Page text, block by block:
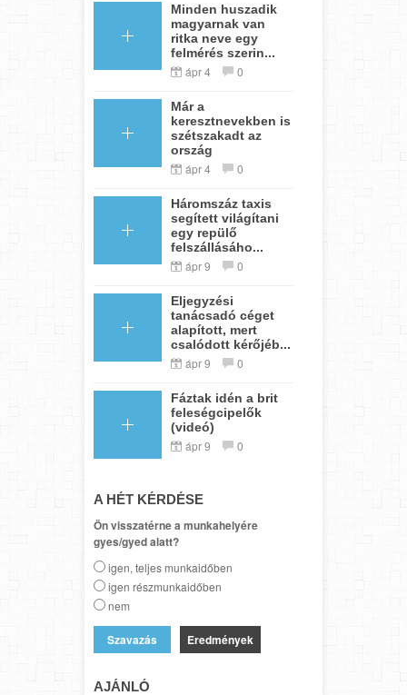
Minden huszadik
magyarnak van
ritka neve egy
felmérés szerin...
ápr 4 0
Már a
keresztnevekben is
szétszakadt az
ország
ápr 4 0
Háromszáz taxis
segített világítani
egy repülő
felszállásáho...
ápr 9 0
Eljegyzési
tanácsadó céget
alapított, mert
csalódott kérőjéb...
ápr 9 0
Fáztak idén a brit
feleségcipelők
(videó)
ápr 9 0
A HÉT KÉRDÉSE
Ön visszatérne a munkahelyére
gyes/gyed alatt?
igen, teljes munkaidőben
igen részmunkaidőben
nem
Eredmények
AJÁNLÓ